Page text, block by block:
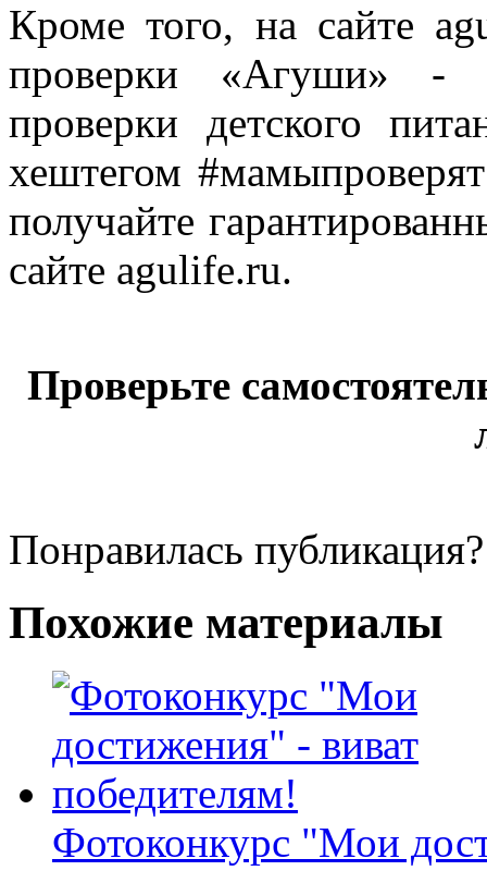
Кроме того, на сайте
проверки «Агуши» -
проверки детского
хештегом
получайте
сайте agulife.ru.
Проверьте
Понравилась
Похожие материалы
Фотоконкурс "Мои